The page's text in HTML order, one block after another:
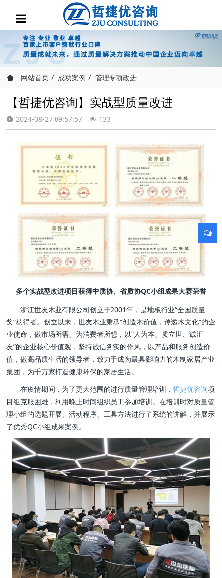
网站首页 成功案例 管理专项改进
【哲捷优咨询】实战型质量改进
2024-08-27 09:57:57 133
多个实战型改进项目获得中质协、省质协QC小组成果大赛荣誉
浙江世友木业有限公司创立于2001年，是地板行业“全国质量
奖”获得者。创立以来，世友木业秉承“创造木价值，传递木文化”的企
业使命，做市场所需、为消费者所想，以“人为本、质立世、诚汇
友”的企业核心价值观，坚持诚信务实的作风，以产品和服务创造价
值，做高品质生活的领导者，致力于成为最具影响力的木制家居产业
集团，为千万家打造健康环保的家居生活。
在疫情期间，为了更大范围的进行质量管理培训，哲捷优咨询项
目组克服困难，利用晚上时间组织员工参加培训。在培训时对质量管
理小组的选题开展、活动程序、工具方法进行了系统的讲解，并展示
了优秀QC小组成果案例。